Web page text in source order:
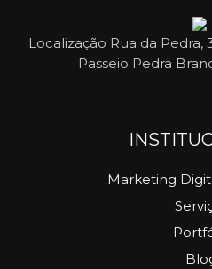
Localização Rua da Pedra,
Passeio Pedra
Marketing